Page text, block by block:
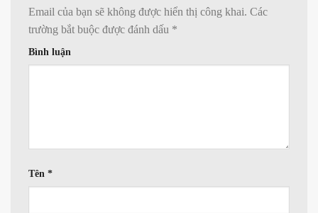
Email của bạn sẽ không được hiển thị công khai. Các
trường bắt buộc được đánh dấu *
Bình luận
Tên *